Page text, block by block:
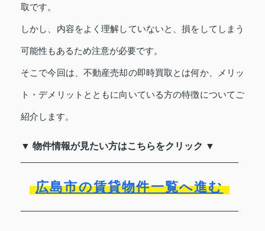
取です。
しかし、内容をよく理解していないと、損をしてしまう
可能性もあるため注意が必要です。
そこで今回は、不動産売却の即時買取とは何か、メリッ
ト・デメリットとともに向いている方の特徴についてご
紹介します。
▼ 物件情報が見たい方はこちらをクリック ▼
広島市の賃貸物件一覧へ進む